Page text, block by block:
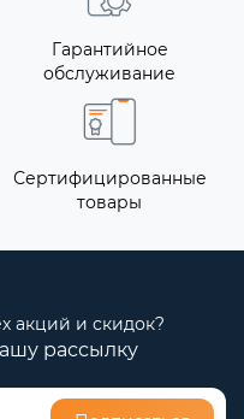
Гарантийное
обслуживание
Сертифицированные
товары
акций и скидок?
рассылку